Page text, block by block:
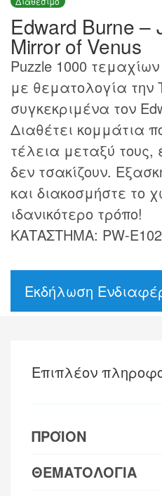
Edward Burne –
Mirror of Venus
Puzzle 1000
με θεματολογία την
συγκεκριμένα τον
Διαθέτει κομμάτια
τέλεια μεταξύ τους,
δεν τσακίζουν.
και διακοσμήστε το
ιδανικότερο τρόπο!
ΚΑΤΑΣΤΗΜΑ: PW-
Εκδήλωση
Επιπλέον
ΠΡΟΪΟΝ
ΘΕΜΑΤΟΛΟΓΙΑ